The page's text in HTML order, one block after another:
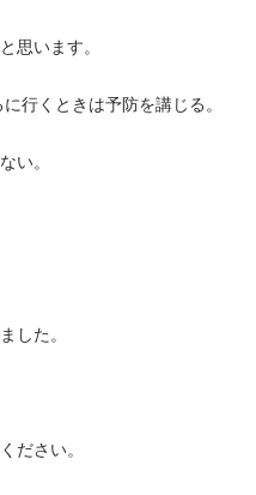
思います。
行くときは予防を講じる。
い。
した。
ださい。